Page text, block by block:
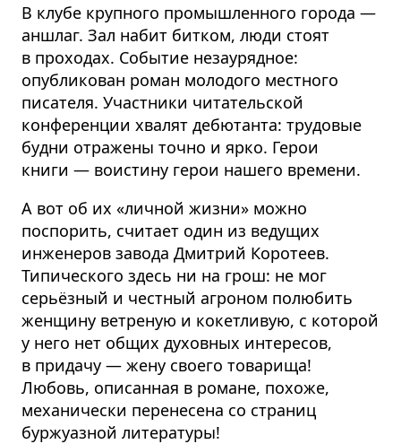
В клубе крупного промышленного города —
аншлаг. Зал набит битком, люди стоят
в проходах. Событие незаурядное:
опубликован роман молодого местного
писателя. Участники читательской
конференции хвалят дебютанта: трудовые
будни отражены точно и ярко. Герои
книги — воистину герои нашего времени.
А вот об их «личной жизни» можно
поспорить, считает один из ведущих
инженеров завода Дмитрий Коротеев.
Типического здесь ни на грош: не мог
серьёзный и честный агроном полюбить
женщину ветреную и кокетливую, с которой
у него нет общих духовных интересов,
в придачу — жену своего товарища!
Любовь, описанная в романе, похоже,
механически перенесена со страниц
буржуазной литературы!